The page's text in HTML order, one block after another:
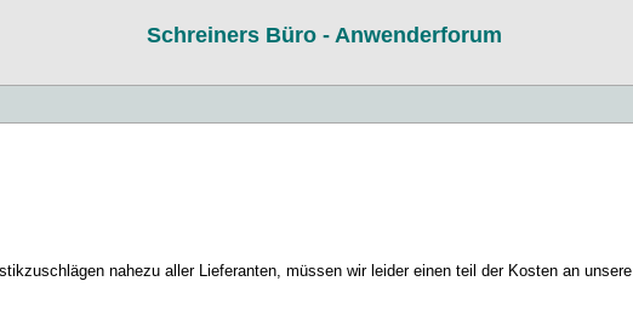
Schreiners Büro - Anwenderforum
nahezu aller Lieferanten, müssen wir leider einen teil der Kosten an unsere